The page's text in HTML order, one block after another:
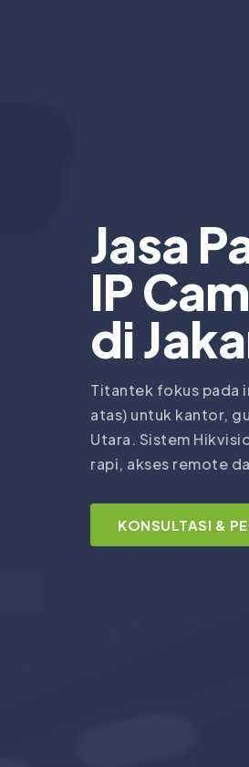
Jasa
IP
di
Titantek fokus pada
atas) untuk kantor,
Utara. Sistem
rapi, akses remote
KONSULTASI &